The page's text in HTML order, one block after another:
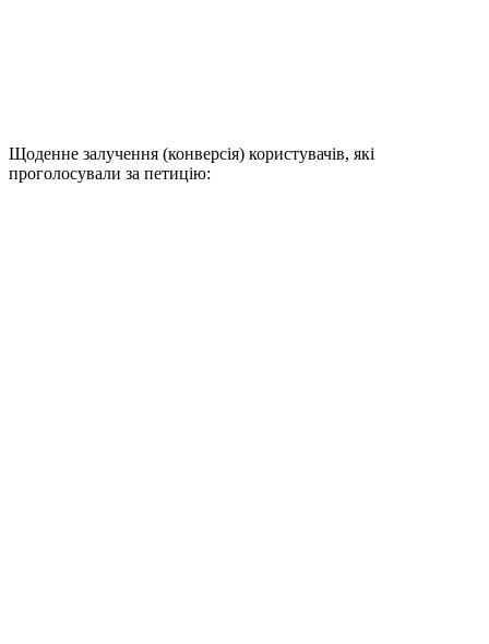
Щоденне залучення (конверсія) користувачів, які
проголосували за петицію: